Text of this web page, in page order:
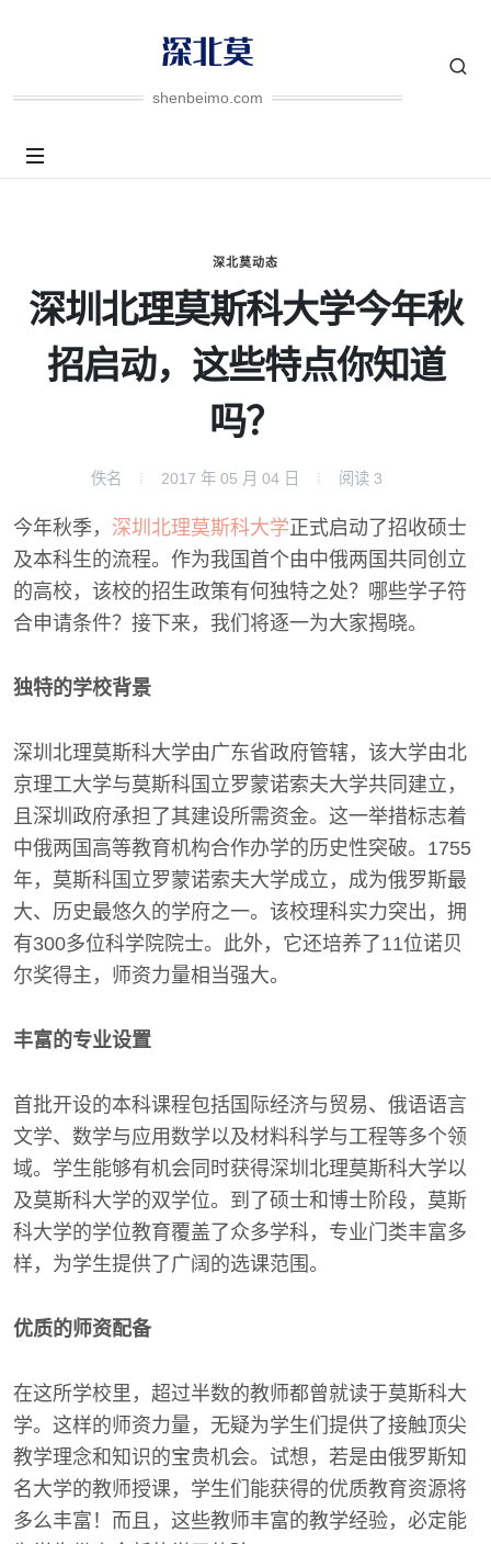
shenbeimo.com
深北莫动态
深圳北理莫斯科大学今年秋
招启动，这些特点你知道
吗？
佚名 2017 年 05 月 04 日 阅读 3
今年秋季， 深圳北理莫斯科大学正式启动了招收硕士
及本科生的流程。作为我国首个由中俄两国共同创立
的高校，该校的招生政策有何独特之处？哪些学子符
合申请条件？接下来，我们将逐一为大家揭晓。
独特的学校背景
深圳北理莫斯科大学由广东省政府管辖，该大学由北
京理工大学与莫斯科国立罗蒙诺索夫大学共同建立，
且深圳政府承担了其建设所需资金。这一举措标志着
中俄两国高等教育机构合作办学的历史性突破。1755
年，莫斯科国立罗蒙诺索夫大学成立，成为俄罗斯最
大、历史最悠久的学府之一。该校理科实力突出，拥
有300多位科学院院士。此外，它还培养了11位诺贝
尔奖得主，师资力量相当强大。
丰富的专业设置
首批开设的本科课程包括国际经济与贸易、俄语语言
文学、数学与应用数学以及材料科学与工程等多个领
域。学生能够有机会同时获得深圳北理莫斯科大学以
及莫斯科大学的双学位。到了硕士和博士阶段，莫斯
科大学的学位教育覆盖了众多学科，专业门类丰富多
样，为学生提供了广阔的选课范围。
优质的师资配备
在这所学校里，超过半数的教师都曾就读于莫斯科大
学。这样的师资力量，无疑为学生们提供了接触顶尖
教学理念和知识的宝贵机会。试想，若是由俄罗斯知
名大学的教师授课，学生们能获得的优质教育资源将
多么丰富！而且，这些教师丰富的教学经验，必定能